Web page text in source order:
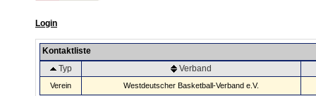
Login
Kontaktliste
Typ
Verband
Verein Westdeutscher Basketball-Verband e.V.